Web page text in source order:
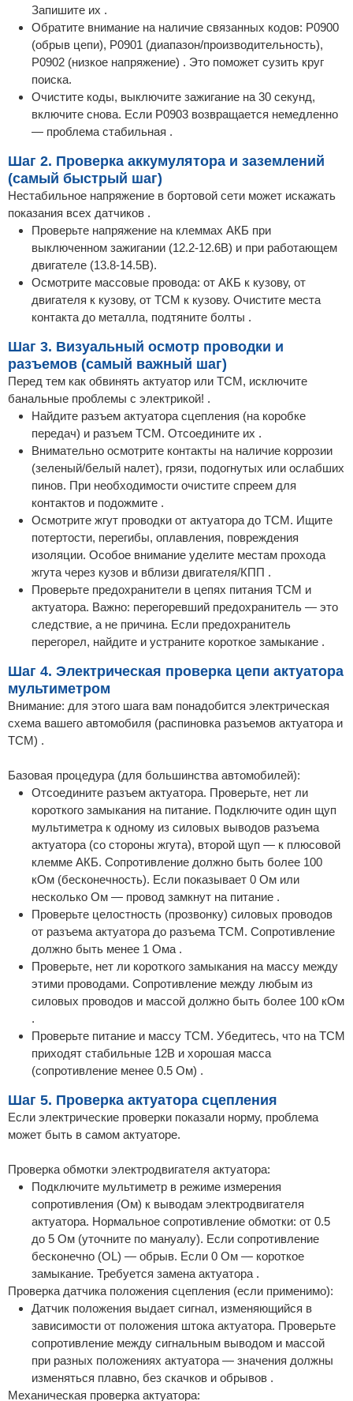
Запишите их .
Обратите внимание на наличие связанных кодов: P0900
(обрыв цепи), P0901 (диапазон/производительность),
P0902 (низкое напряжение) . Это поможет сузить круг
поиска.
Очистите коды, выключите зажигание на 30 секунд,
включите снова. Если P0903 возвращается немедленно
— проблема стабильная .
Шаг 2. Проверка аккумулятора и заземлений
(самый быстрый шаг)
Нестабильное напряжение в бортовой сети может искажать
показания всех датчиков .
Проверьте напряжение на клеммах АКБ при
выключенном зажигании (12.2-12.6В) и при работающем
двигателе (13.8-14.5В).
Осмотрите массовые провода: от АКБ к кузову, от
двигателя к кузову, от TCM к кузову. Очистите места
контакта до металла, подтяните болты .
Шаг 3. Визуальный осмотр проводки и
разъемов (самый важный шаг)
Перед тем как обвинять актуатор или TCM, исключите
банальные проблемы с электрикой! .
Найдите разъем актуатора сцепления (на коробке
передач) и разъем TCM. Отсоедините их .
Внимательно осмотрите контакты на наличие коррозии
(зеленый/белый налет), грязи, подогнутых или ослабших
пинов. При необходимости очистите спреем для
контактов и подожмите .
Осмотрите жгут проводки от актуатора до TCM. Ищите
потертости, перегибы, оплавления, повреждения
изоляции. Особое внимание уделите местам прохода
жгута через кузов и вблизи двигателя/КПП .
Проверьте предохранители в цепях питания TCM и
актуатора. Важно: перегоревший предохранитель — это
следствие, а не причина. Если предохранитель
перегорел, найдите и устраните короткое замыкание .
Шаг 4. Электрическая проверка цепи актуатора
мультиметром
Внимание: для этого шага вам понадобится электрическая
схема вашего автомобиля (распиновка разъемов актуатора и
TCM) .
Базовая процедура (для большинства автомобилей):
Отсоедините разъем актуатора. Проверьте, нет ли
короткого замыкания на питание. Подключите один щуп
мультиметра к одному из силовых выводов разъема
актуатора (со стороны жгута), второй щуп — к плюсовой
клемме АКБ. Сопротивление должно быть более 100
кОм (бесконечность). Если показывает 0 Ом или
несколько Ом — провод замкнут на питание .
Проверьте целостность (прозвонку) силовых проводов
от разъема актуатора до разъема TCM. Сопротивление
должно быть менее 1 Ома .
Проверьте, нет ли короткого замыкания на массу между
этими проводами. Сопротивление между любым из
силовых проводов и массой должно быть более 100 кОм
.
Проверьте питание и массу TCM. Убедитесь, что на TCM
приходят стабильные 12В и хорошая масса
(сопротивление менее 0.5 Ом) .
Шаг 5. Проверка актуатора сцепления
Если электрические проверки показали норму, проблема
может быть в самом актуаторе.
Проверка обмотки электродвигателя актуатора:
Подключите мультиметр в режиме измерения
сопротивления (Ом) к выводам электродвигателя
актуатора. Нормальное сопротивление обмотки: от 0.5
до 5 Ом (уточните по мануалу). Если сопротивление
бесконечно (OL) — обрыв. Если 0 Ом — короткое
замыкание. Требуется замена актуатора .
Проверка датчика положения сцепления (если применимо):
Датчик положения выдает сигнал, изменяющийся в
зависимости от положения штока актуатора. Проверьте
сопротивление между сигнальным выводом и массой
при разных положениях актуатора — значения должны
изменяться плавно, без скачков и обрывов .
Механическая проверка актуатора: